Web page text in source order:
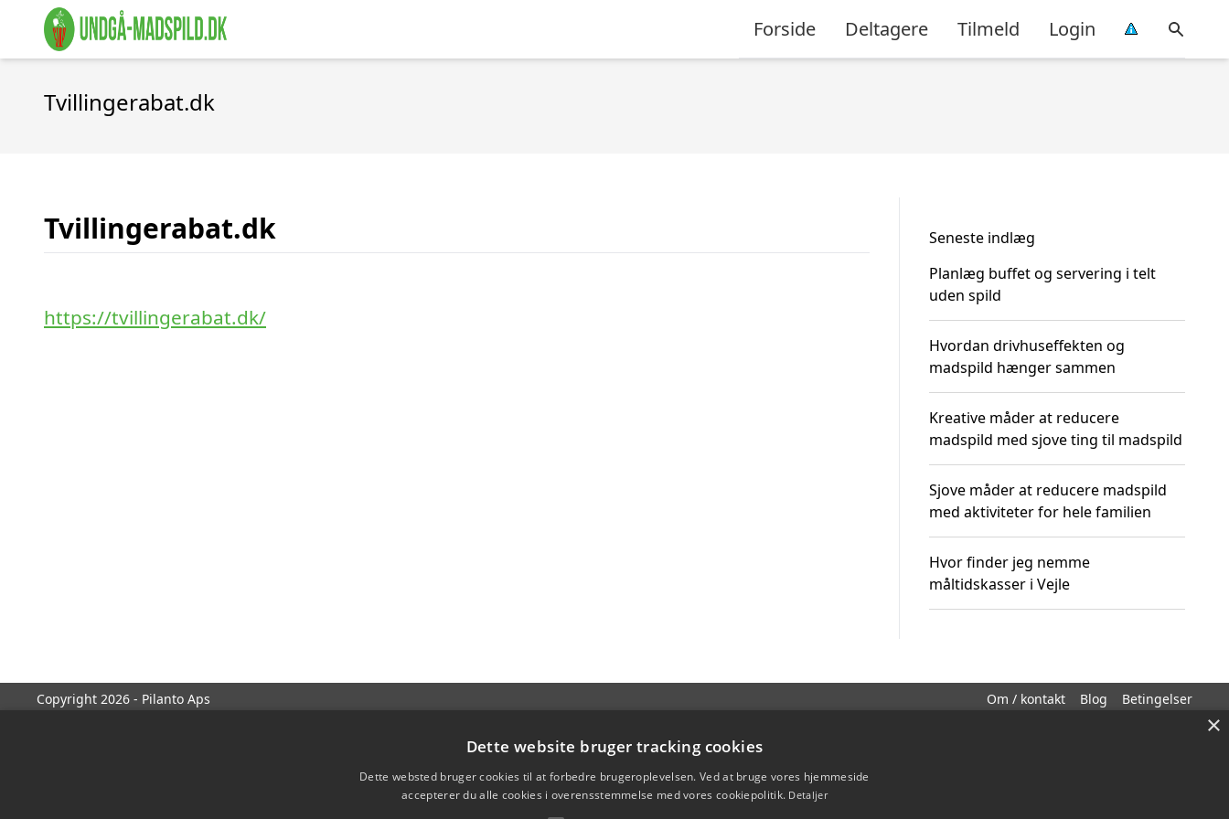
Forside Deltagere Tilmeld Login
Tvillingerabat.dk
Tvillingerabat.dk
https://tvillingerabat.dk/
Seneste indlæg
Planlæg buffet og servering i telt
uden spild
Hvordan drivhuseffekten og
madspild hænger sammen
Kreative måder at reducere
madspild med sjove ting til madspild
Sjove måder at reducere madspild
med aktiviteter for hele familien
Hvor finder jeg nemme
måltidskasser i Vejle
Copyright 2026 - Pilanto Aps Om / kontakt Blog Betingelser
×
Dette website bruger tracking cookies
Dette websted bruger cookies til at forbedre brugeroplevelsen. Ved at bruge vores hjemmeside
accepterer du alle cookies i overensstemmelse med vores cookiepolitik. Detaljer